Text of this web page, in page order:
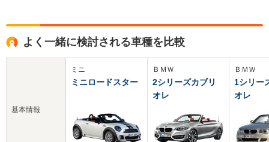
よく一緒に検討される車種を比較
基本情報
ミニ
ミニロードスター
ＢＭＷ
2シリーズカブリ
オレ
ＢＭＷ
1シリー
オレ